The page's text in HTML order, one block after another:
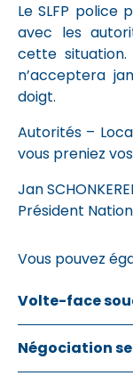
Le SLFP police
avec les
cette situation.
n’acceptera
doigt.
Autorités –
vous preniez
Jan
Président
Vous pouvez
Volte-face
Négociation